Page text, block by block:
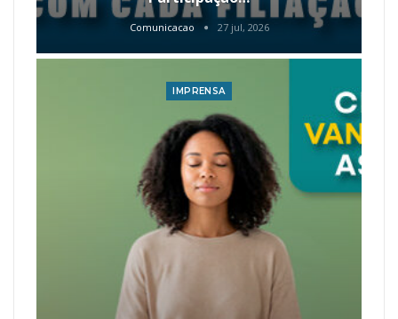
Comunicacao 27 jul, 2026
IMPRENSA